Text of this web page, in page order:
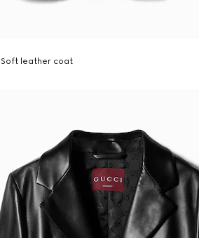
Soft leather coat